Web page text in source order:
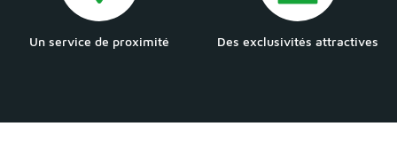
Un service de proximité Des exclusivités attractives